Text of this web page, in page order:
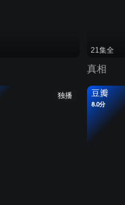
21集全
真相
独播 豆瓣
8.0分